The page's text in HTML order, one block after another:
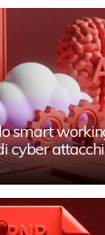
smart
cyber